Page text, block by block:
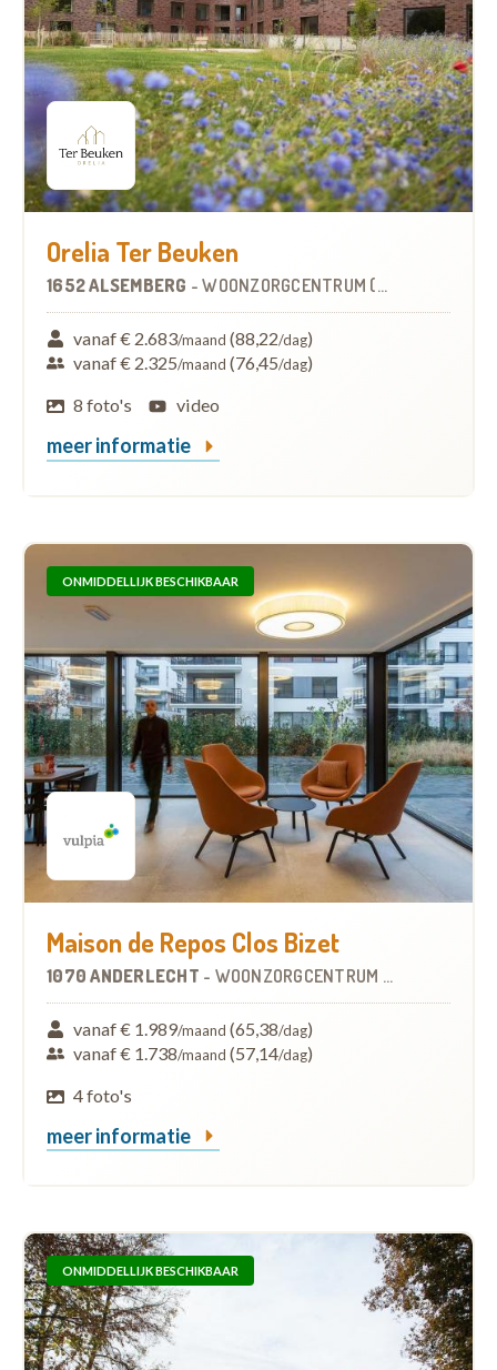
Orelia Ter Beuken
1652 ALSEMBERG -WOONZORGCENTRUM (WZC)
vanaf € 2.683/maand (88,22/dag)
vanaf € 2.325/maand (76,45/dag)
8 foto's
video
meer informatie
ONMIDDELLIJK BESCHIKBAAR
Maison de Repos Clos Bizet
1070 ANDERLECHT - WOONZORGCENTRUM (WZC)
vanaf € 1.989/maand (65,38/dag)
vanaf € 1.738/maand (57,14/dag)
4 foto's
meer informatie
ONMIDDELLIJK BESCHIKBAAR